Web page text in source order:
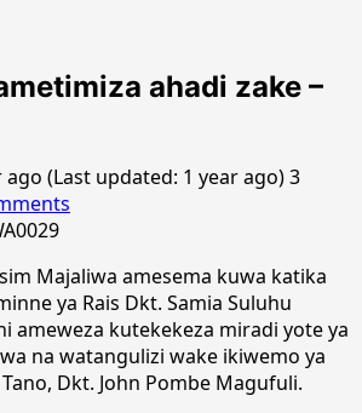
ahadi zake –
ago (Last updated: 1 year ago)3
Majaliwa amesema kuwa katika
ya Rais Dkt. Samia Suluhu
ameweza kutekekeza miradi yote ya
na watangulizi wake ikiwemo ya
Dkt. John Pombe Magufuli.